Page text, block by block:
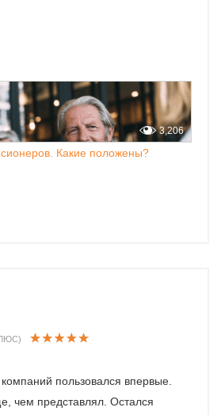
Какие положены?
3,206
пользовался впервые.
чем представлял. Остался